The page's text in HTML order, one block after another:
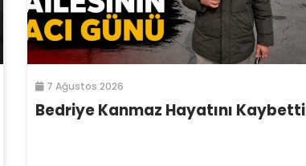
7 Ağustos 2026
Bedriye Kanmaz Hayatını Kaybetti